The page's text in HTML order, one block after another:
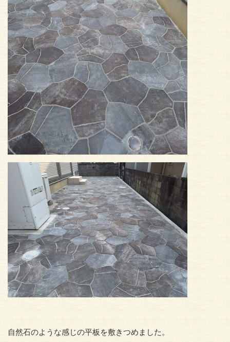
自然石のような感じの平板を敷きつめました。